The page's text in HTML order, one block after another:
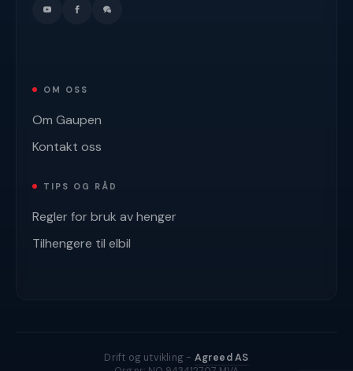
OM OSS
Om Gaupen
Kontakt oss
TIPS OG RÅD
Regler for bruk av henger
Tilhengere til elbil
Drift og utvikling - Agreed AS